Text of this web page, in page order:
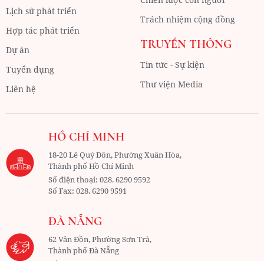
Lịch sử phát triển
Hợp tác phát triển
Dự án
Tuyển dụng
Liên hệ
Trách nhiệm cộng đồng
TRUYỀN THÔNG
Tin tức - Sự kiện
Thư viện Media
HỒ CHÍ MINH
18-20 Lê Quý Đôn, Phường Xuân Hòa,
Thành phố Hồ Chí Minh
Số điện thoại:028. 6290 9592
Số Fax:028. 6290 9591
ĐÀ NẴNG
62 Vân Đồn, Phường Sơn Trà,
Thành phố Đà Nẵng